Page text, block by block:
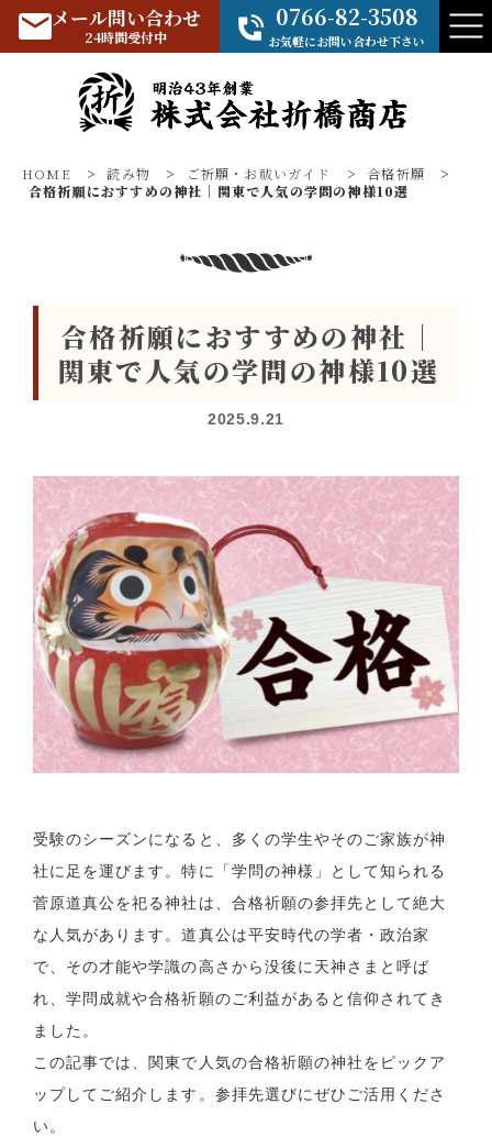
メール問い合わせ
24時間受付中
0766-82-3508
お気軽にお問い合わせ下さい
HOME > 読み物 > ご祈願・お祓いガイド > 合格祈願
>
合格祈願におすすめの神社｜関東で人気の学問の神様10選
合格祈願におすすめの神社｜
関東で人気の学問の神様10選
2025.9.21
受験のシーズンになると、多くの学生やそのご家族が神
社に足を運びます。特に「学問の神様」として知られる
菅原道真公を祀る神社は、合格祈願の参拝先として絶大
な人気があります。道真公は平安時代の学者・政治家
で、その才能や学識の高さから没後に天神さまと呼ば
れ、学問成就や合格祈願のご利益があると信仰されてき
ました。
この記事では、関東で人気の合格祈願の神社をピックア
ップしてご紹介します。参拝先選びにぜひご活用くださ
い。